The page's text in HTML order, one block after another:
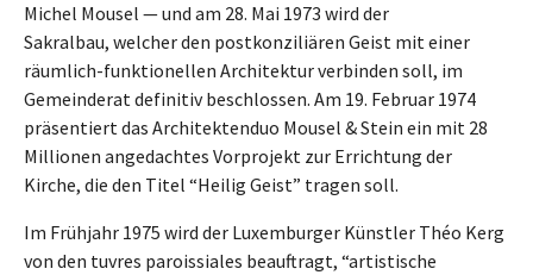
Michel Mousel — und am 28. Mai 1973 wird der
Sakralbau, welcher den postkonziliären Geist mit einer
räumlich-funktionellen Architektur verbinden soll, im
Gemeinderat definitiv beschlossen. Am 19. Februar 1974
präsentiert das Architektenduo Mousel & Stein ein mit 28
Millionen angedachtes Vorprojekt zur Errichtung der
Kirche, die den Titel “Heilig Geist” tragen soll.
Im Frühjahr 1975 wird der Luxemburger Künstler Théo Kerg
von den tuvres paroissiales beauftragt, “artistische